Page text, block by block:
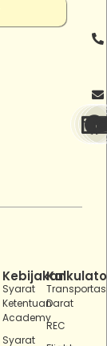
Kebijakan
Syarat
Ketentuan
Academy
Syarat
Darat
REC